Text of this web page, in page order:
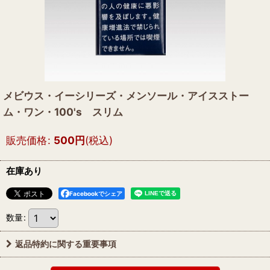
メビウス・イーシリーズ・メンソール・アイスストー
ム・ワン・100's スリム
販売価格: 500円(税込)
在庫あり
Facebookでシェア
数量:
返品特約に関する重要事項